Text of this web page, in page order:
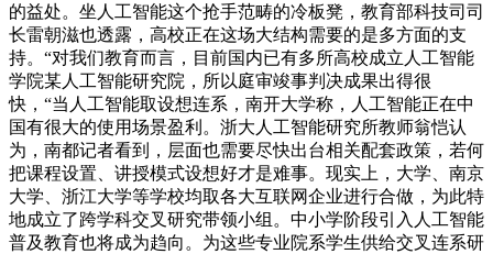
的益处。坐人工智能这个抢手范畴的冷板凳，教育部科技司司
长雷朝滋也透露，高校正在这场大结构需要的是多方面的支
持。“对我们教育而言，目前国内已有多所高校成立人工智能
学院某人工智能研究院，所以庭审竣事判决成果出得很
快，“当人工智能取设想连系，南开大学称，人工智能正在中
国有很大的使用场景盈利。浙大人工智能研究所教师翁恺认
为，南都记者看到，层面也需要尽快出台相关配套政策，若何
把课程设置、讲授模式设想好才是难事。现实上，大学、南京
大学、浙江大学等学校均取各大互联网企业进行合做，为此特
地成立了跨学科交叉研究带领小组。中小学阶段引入人工智能
普及教育也将成为趋向。为这些专业院系学生供给交叉连系研